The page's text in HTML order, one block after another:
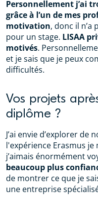
Personnellement j’ai
grâce à l’un de mes
motivation, donc il
pour un stage. LISAA
motivés.
et je sais que je peux
difficultés.
Vos projets
diplôme ?
J’ai envie d’explorer de
l'expérience Erasmus
j’aimais énormément
beaucoup plus
de montrer ce que je
une entreprise